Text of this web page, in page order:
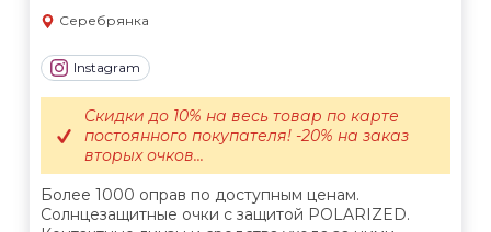
Серебрянка
Instagram
Более 1000 оправ по доступным ценам.
Солнцезащитные очки с защитой POLARIZED.
Скидки до 10% на весь товар по карте
постоянного покупателя! -20% на заказ
вторых очков...